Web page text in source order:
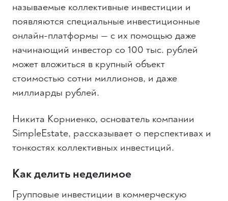
называемые коллективные инвестиции и
появляются специальные инвестиционные
онлайн-платформы — с их помощью даже
начинающий инвестор со 100 тыс. рублей
может вложиться в крупный объект
стоимостью сотни миллионов, и даже
миллиарды рублей.
Никита Корниенко, основатель компании
SimpleEstate, рассказывает о перспективах и
тонкостях коллективных инвестиций.
Как делить неделимое
Групповые инвестиции в коммерческую